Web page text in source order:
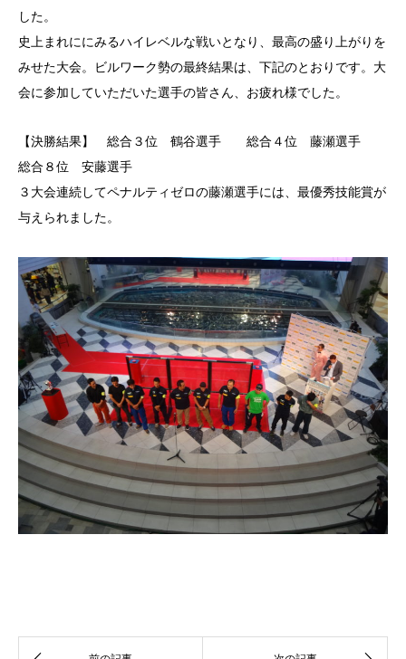
した。
史上まれににみるハイレベルな戦いとなり、最高の盛り上がりを
みせた大会。ビルワーク勢の最終結果は、下記のとおりです。大
会に参加していただいた選手の皆さん、お疲れ様でした。
【決勝結果】 総合３位 鶴谷選手 総合４位 藤瀬選手
総合８位 安藤選手
３大会連続してペナルティゼロの藤瀬選手には、最優秀技能賞が
与えられました。